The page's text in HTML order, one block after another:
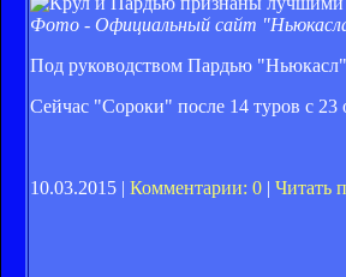
Фото - Официальный сайт
Под руководством Пардью
Сейчас "Сороки" после 14 туров с
10.03.2015 | Комментарии: 0 | Читать